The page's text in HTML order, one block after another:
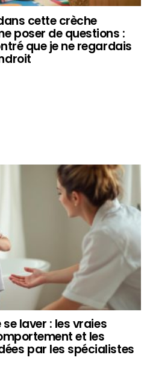
cette crèche
poser de questions :
que je ne regardais
laver : les vraies
et les
par les spécialistes